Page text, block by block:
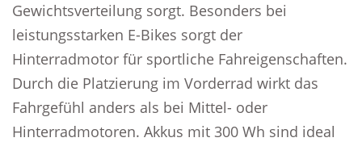
Gewichtsverteilung sorgt. Besonders bei
leistungsstarken E-Bikes sorgt der
Hinterradmotor für sportliche Fahreigenschaften.
Durch die Platzierung im Vorderrad wirkt das
Fahrgefühl anders als bei Mittel- oder
Hinterradmotoren. Akkus mit 300 Wh sind ideal